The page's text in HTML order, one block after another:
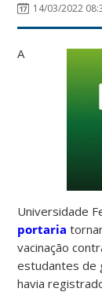
14/03/2022
A
Universidade
portaria
vacinação
estudantes de
havia